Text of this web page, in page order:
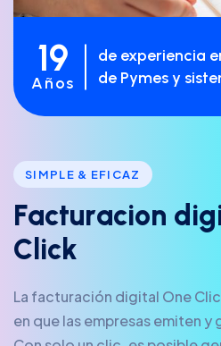
19
Años
de experiencia
de Pymes y
SIMPLE & EFICAZ
Facturacion d ig
C ick
La facturación digital One
en que las empresas emiten